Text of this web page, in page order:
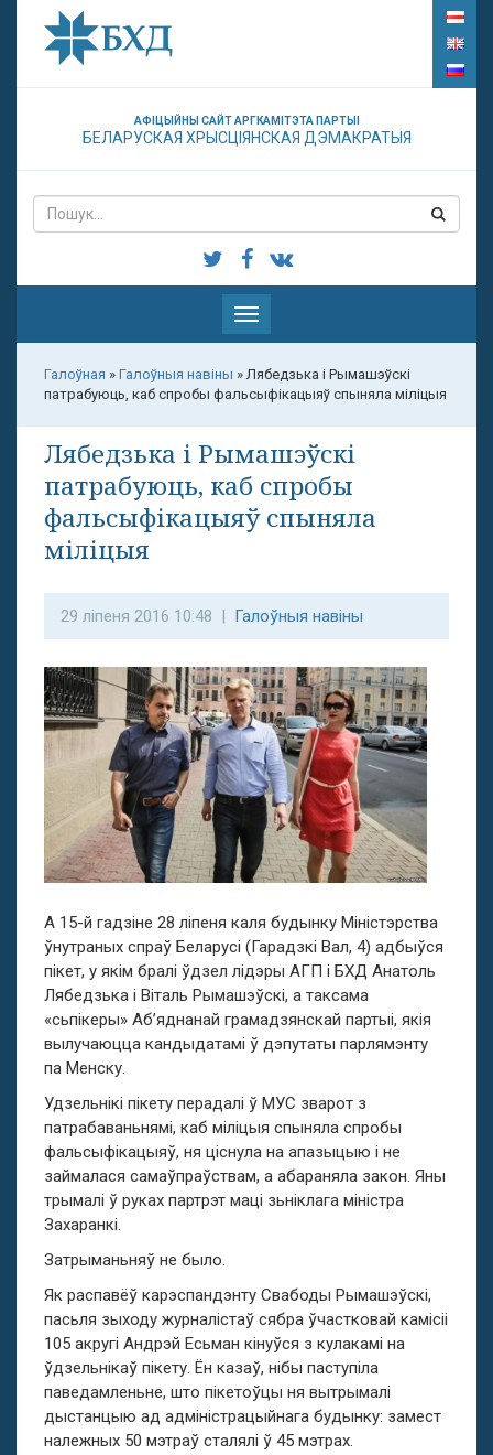
АФІЦЫЙНЫ САЙТ АРГКАМІТЭТА ПАРТЫІ
БЕЛАРУСКАЯ ХРЫСЦІЯНСКАЯ ДЭМАКРАТЫЯ
Паказаць
меню
Галоўная » Галоўныя навіны »Лябедзька і Рымашэўскі
патрабуюць, каб спробы фальсыфікацыяў спыняла міліцыя
Лябедзька і Рымашэўскі
патрабуюць, каб спробы
фальсыфікацыяў спыняла
міліцыя
29 ліпеня 2016 10:48 | Галоўныя навіны
А 15-й гадзіне 28 ліпеня каля будынку Міністэрства
ўнутраных спраў Беларусі (Гарадзкі Вал, 4) адбыўся
пікет, у якім бралі ўдзел лідэры АГП і БХД Анатоль
Лябедзька і Віталь Рымашэўскі, а таксама
«сьпікеры» Аб’яднанай грамадзянскай партыі, якія
вылучаюцца кандыдатамі ў дэпутаты парлямэнту
па Менску.
Удзельнікі пікету перадалі ў МУС зварот з
патрабаваньнямі, каб міліцыя спыняла спробы
фальсыфікацыяў, ня ціснула на апазыцыю і не
займалася самаўпраўствам, а абараняла закон. Яны
трымалі ў руках партрэт маці зьніклага міністра
Захаранкі.
Затрыманьняў не было.
Як распавёў карэспандэнту Свабоды Рымашэўскі,
пасьля зыходу журналістаў сябра ўчастковай камісіі
105 акругі Андрэй Есьман кінуўся з кулакамі на
ўдзельнікаў пікету. Ён казаў, нібы паступіла
паведамленьне, што пікетоўцы ня вытрымалі
дыстанцыю ад адміністрацыйнага будынку: замест
належных 50 мэтраў сталялі ў 45 мэтрах.